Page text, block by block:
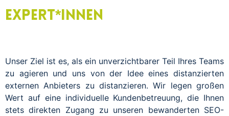
Expert*innen
Unser Ziel ist es, als ein unverzichtbarer Teil Ihres Teams
zu agieren und uns von der Idee eines distanzierten
externen Anbieters zu distanzieren. Wir legen großen
Wert auf eine individuelle Kundenbetreuung, die Ihnen
stets direkten Zugang zu unseren bewanderten SEO-